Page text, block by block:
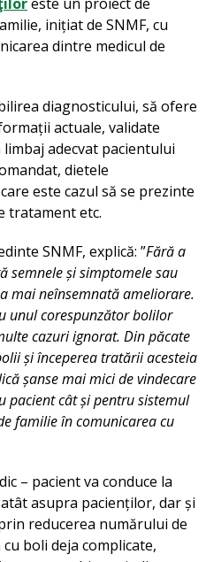
inițiat de SNMF, cu
dintre medicul de
diagnosticului, să ofere
actuale, validate
adecvat pacientului
dietele
este cazul să se prezinte
tratament etc.
SNMF, explică: ”Fără a
semnele și simptomele sau
mai neînsemnată ameliorare.
unul corespunzător bolilor
cazuri ignorat. Din păcate
și începerea tratării acesteia
șanse mai mici de vindecare
cât și pentru sistemul
familie în comunicarea cu
– pacient va conduce la
asupra pacienților, dar și
reducerea numărului de
boli deja complicate,